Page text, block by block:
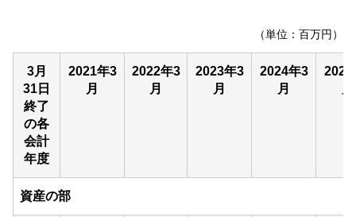
（単位：百万円）
3月
31日
終了
の各
会計
年度
2021年3
月
2022年3
月
2023年3
月
2024年3
月
2025
資産の部